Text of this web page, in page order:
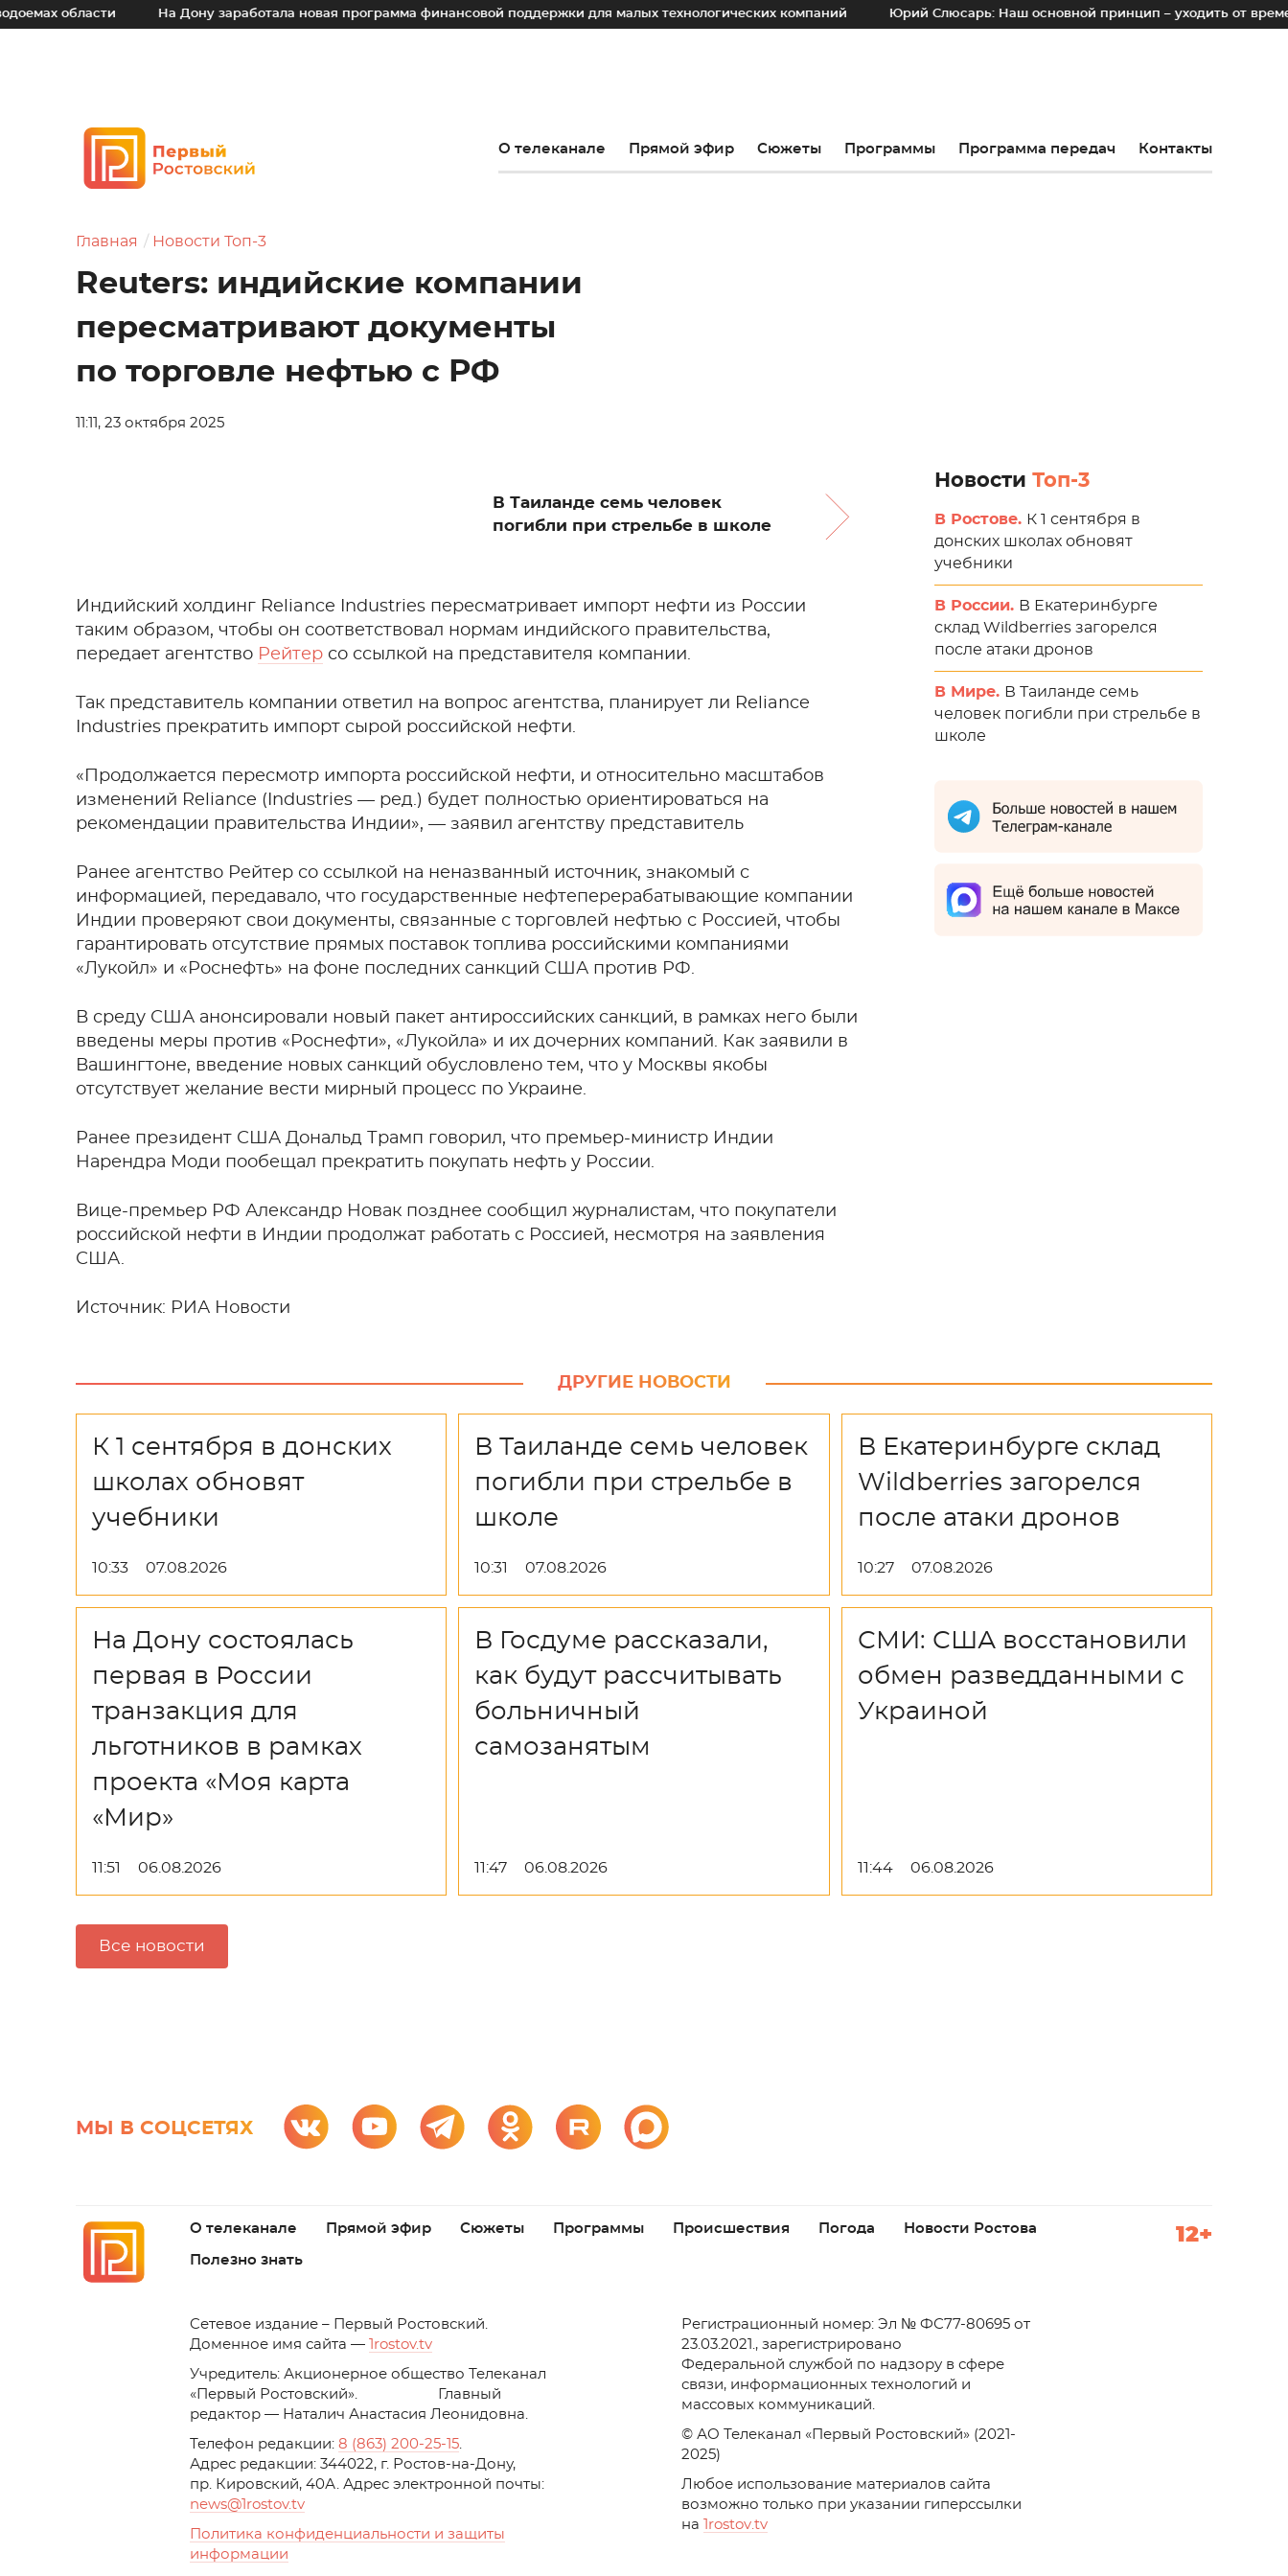
области На Дону заработала новая программа финансовой поддержки для малых технологических компаний Юрий Слюсарь: Наш основной принцип – уходить от временных
О телеканале Прямой эфир Сюжеты Программы Программа передач Контакты
Главная Новости Топ-3
Reuters: индийские компании
пересматривают документы
по торговле нефтью с РФ
11:11, 23 октября 2025
В Таиланде семь человек
погибли при стрельбе в школе
Индийский холдинг Reliance Industries пересматривает импорт нефти из России
таким образом, чтобы он соответствовал нормам индийского правительства,
передает агентство Рейтер со ссылкой на представителя компании.
Так представитель компании ответил на вопрос агентства, планирует ли Reliance
Industries прекратить импорт сырой российской нефти.
«Продолжается пересмотр импорта российской нефти, и относительно масштабов
изменений Reliance (Industries — ред.) будет полностью ориентироваться на
рекомендации правительства Индии», — заявил агентству представитель
Ранее агентство Рейтер со ссылкой на неназванный источник, знакомый с
информацией, передавало, что государственные нефтеперерабатывающие компании
Индии проверяют свои документы, связанные с торговлей нефтью с Россией, чтобы
гарантировать отсутствие прямых поставок топлива российскими компаниями
«Лукойл» и «Роснефть» на фоне последних санкций США против РФ.
В среду США анонсировали новый пакет антироссийских санкций, в рамках него были
введены меры против «Роснефти», «Лукойла» и их дочерних компаний. Как заявили в
Вашингтоне, введение новых санкций обусловлено тем, что у Москвы якобы
отсутствует желание вести мирный процесс по Украине.
Ранее президент США Дональд Трамп говорил, что премьер-министр Индии
Нарендра Моди пообещал прекратить покупать нефть у России.
Вице-премьер РФ Александр Новак позднее сообщил журналистам, что покупатели
российской нефти в Индии продолжат работать с Россией, несмотря на заявления
США.
Источник: РИА Новости
Новости Топ-3
В Ростове. К 1 сентября в
донских школах обновят
учебники
В России. В Екатеринбурге
склад Wildberries загорелся
после атаки дронов
В Мире. В Таиланде семь
человек погибли при стрельбе в
школе
ДРУГИЕ НОВОСТИ
К 1 сентября в донских
школах обновят
учебники
10:33 07.08.2026
В Таиланде семь человек
погибли при стрельбе в
школе
10:31 07.08.2026
В Екатеринбурге склад
Wildberries загорелся
после атаки дронов
10:27 07.08.2026
На Дону состоялась
первая в России
транзакция для
льготников в рамках
проекта «Моя карта
«Мир»
11:51 06.08.2026
В Госдуме рассказали,
как будут рассчитывать
больничный
самозанятым
11:47 06.08.2026
СМИ: США восстановили
обмен разведданными с
Украиной
11:44 06.08.2026
Все новости
МЫ В СОЦСЕТЯХ
О телеканале Прямой эфир Сюжеты Программы Происшествия Погода Новости Ростова
Полезно знать
12+
Cетевое издание – Первый Ростовский.
Доменное имя сайта —
1rostov.tv
Учредитель: Акционерное общество Телеканал
«Первый Ростовский». Главный
редактор — Наталич Анастасия Леонидовна.
Телефон редакции: 8 (863) 200-25-15.
Адрес редакции: 344022, г. Ростов-на-Дону,
пр. Кировский, 40А. Адрес электронной почты:
news@1rostov.tv
Политика конфиденциальности и защиты
информации
Регистрационный номер: Эл № ФС77-80695 от
23.03.2021., зарегистрировано
Федеральной службой по надзору в сфере
связи, информационных технологий и
массовых коммуникаций.
© АО Телеканал «Первый Ростовский» (2021-
2025)
Любое использование материалов сайта
возможно только при указании гиперссылки
на
rostov.tv